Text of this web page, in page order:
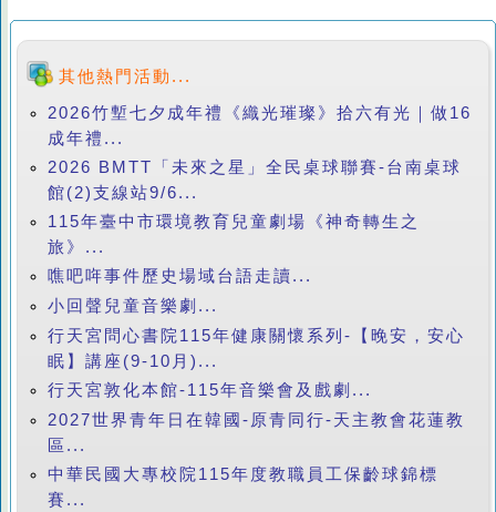
其他熱門活動...
2026竹塹七夕成年禮《織光璀璨》拾六有光｜做16
成年禮...
2026 BMTT「未來之星」全民桌球聯賽-台南桌球
館(2)支線站9/6...
115年臺中市環境教育兒童劇場《神奇轉生之
旅》...
噍吧哖事件歷史場域台語走讀...
小回聲兒童音樂劇...
行天宮問心書院115年健康關懷系列-【晚安，安心
眠】講座(9-10月)...
行天宮敦化本館-115年音樂會及戲劇...
2027世界青年日在韓國-原青同行-天主教會花蓮教
區...
中華民國大專校院115年度教職員工保齡球錦標
賽...